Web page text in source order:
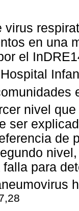
virus
en una
el
nivel
ser
de
para